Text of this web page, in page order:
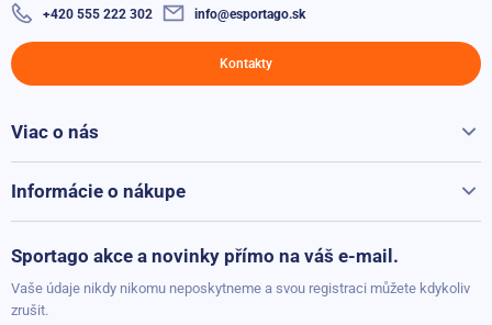
Môžem cvičiť doma,nemusím nikam chodiť
+420 555 222 302 info@esportago.sk
Kontakty
Viac o nás
Kontakty
Informácie o nákupe
Možnosti platby
Obchodné podmienky
Sportago akce a novinky přímo na váš e-mail.
Vaše údaje nikdy nikomu neposkytneme a svou registraci můžete kdykoliv
zrušit.